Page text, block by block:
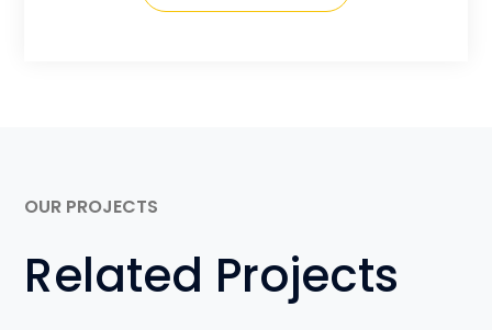
OUR PROJECTS
Related Projects